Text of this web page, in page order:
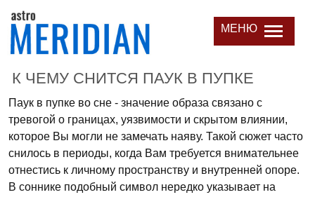
МЕНЮ
К ЧЕМУ СНИТСЯ ПАУК В ПУПКЕ
Паук в пупке во сне - значение образа связано с
тревогой о границах, уязвимости и скрытом влиянии,
которое Вы могли не замечать наяву. Такой сюжет часто
снилось в периоды, когда Вам требуется внимательнее
отнестись к личному пространству и внутренней опоре.
В соннике подобный символ нередко указывает на